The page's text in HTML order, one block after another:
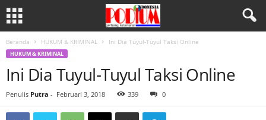
Beranda HUKUM & KRIMINAL Ini Dia Tuyul-Tuyul Taksi Online
HUKUM & KRIMINAL
Ini Dia Tuyul-Tuyul Taksi Online
Penulis Putra - Februari 3, 2018 339 0